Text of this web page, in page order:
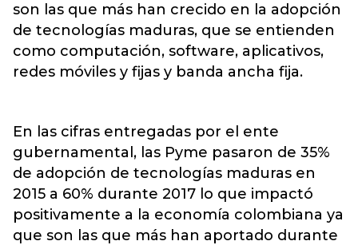
son las que más han crecido en la adopción
de tecnologías maduras, que se entienden
como computación, software, aplicativos,
redes móviles y fijas y banda ancha fija.
En las cifras entregadas por el ente
gubernamental, las Pyme pasaron de 35%
de adopción de tecnologías maduras en
2015 a 60% durante 2017 lo que impactó
positivamente a la economía colombiana ya
que son las que más han aportado durante